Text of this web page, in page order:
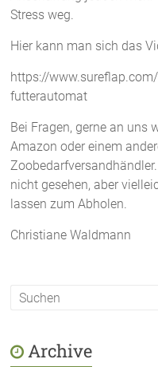
Stress weg.
Hier kann man sich das
https://
futterautomat
Bei Fragen, gerne an uns
Amazon oder einem
nicht gesehen, aber
lassen zum Abholen.
Christiane Waldmann
Archive